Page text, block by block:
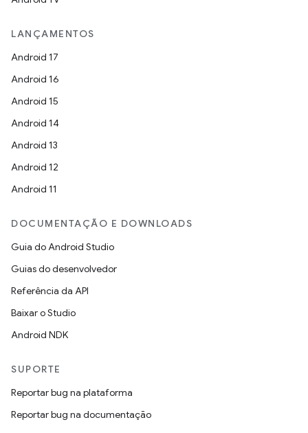
LANÇAMENTOS
Android 17
Android 16
Android 15
Android 14
Android 13
Android 12
Android 11
DOCUMENTAÇÃO E DOWNLOADS
Guia do Android Studio
Guias do desenvolvedor
Referência da API
Baixar o Studio
Android NDK
SUPORTE
Reportar bug na plataforma
Reportar bug na documentação